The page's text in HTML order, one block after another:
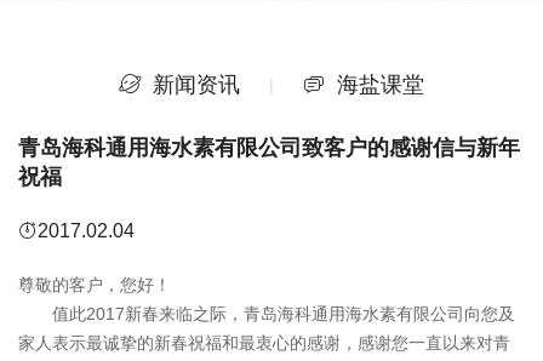
新闻资讯 海盐课堂
青岛海科通用海水素有限公司致客户的感谢信与新年
祝福
2017.02.04
尊敬的客户，您好！
值此2017新春来临之际，青岛海科通用海水素有限公司向您及
家人表示最诚挚的新春祝福和最衷心的感谢，感谢您一直以来对青